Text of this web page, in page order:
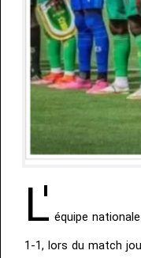
L' équipe
1-1, lors du match